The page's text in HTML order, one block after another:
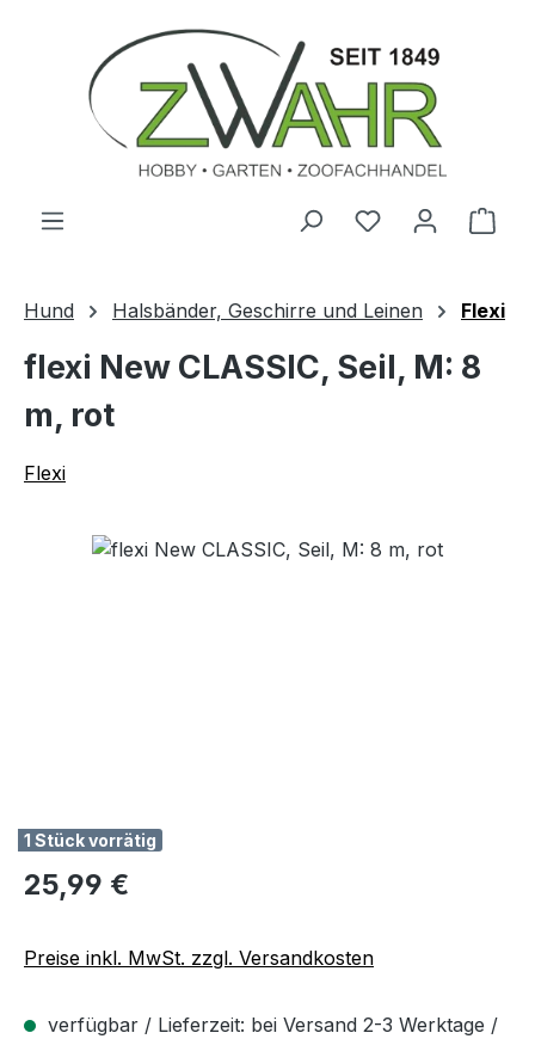
Zum Hauptinhalt springen
Hund Halsbänder, Geschirre und Leinen Flexi
flexi New CLASSIC, Seil, M: 8
m, rot
Flexi
Bildergalerie überspringen
1 Stück vorrätig
Regulärer Preis:
25,99 €
Preise inkl. MwSt. zzgl. Versandkosten
verfügbar / Lieferzeit: bei Versand 2-3 Werktage /